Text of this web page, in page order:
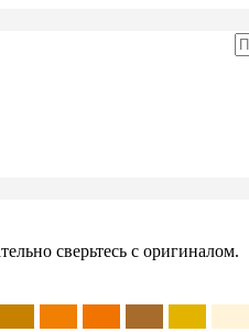
сверьтесь с оригиналом.